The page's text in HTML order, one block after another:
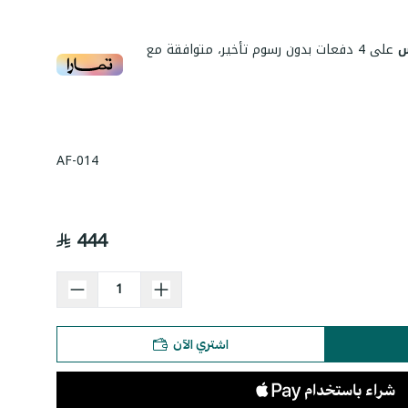
على4 دفعات بدون رسوم تأخير، متوافقة مع
AF-014
444
اشتري الآن